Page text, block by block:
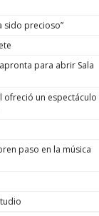
sido precioso”
para abrir Sala
ofreció un espectáculo
paso en la música